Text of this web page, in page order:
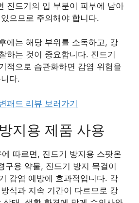
진드기의 입 부분이 피부에 남아
으므로 주의해야 합니다.
에는 해당 부위를 소독하고, 강
하는 것이 중요합니다. 진드기
적으로 습관화하면 감염 위험을
다.
패드 리뷰 보러가기
지용 제품 사용
따르면, 진드기 방지용 스팟온
구용 약물, 진드기 방지 목걸이
감염 예방에 효과적입니다. 각
식과 지속 기간이 다르므로 강